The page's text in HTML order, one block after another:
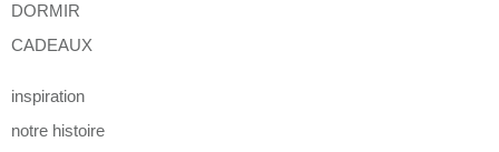
DORMIR
CADEAUX
inspiration
notre histoire